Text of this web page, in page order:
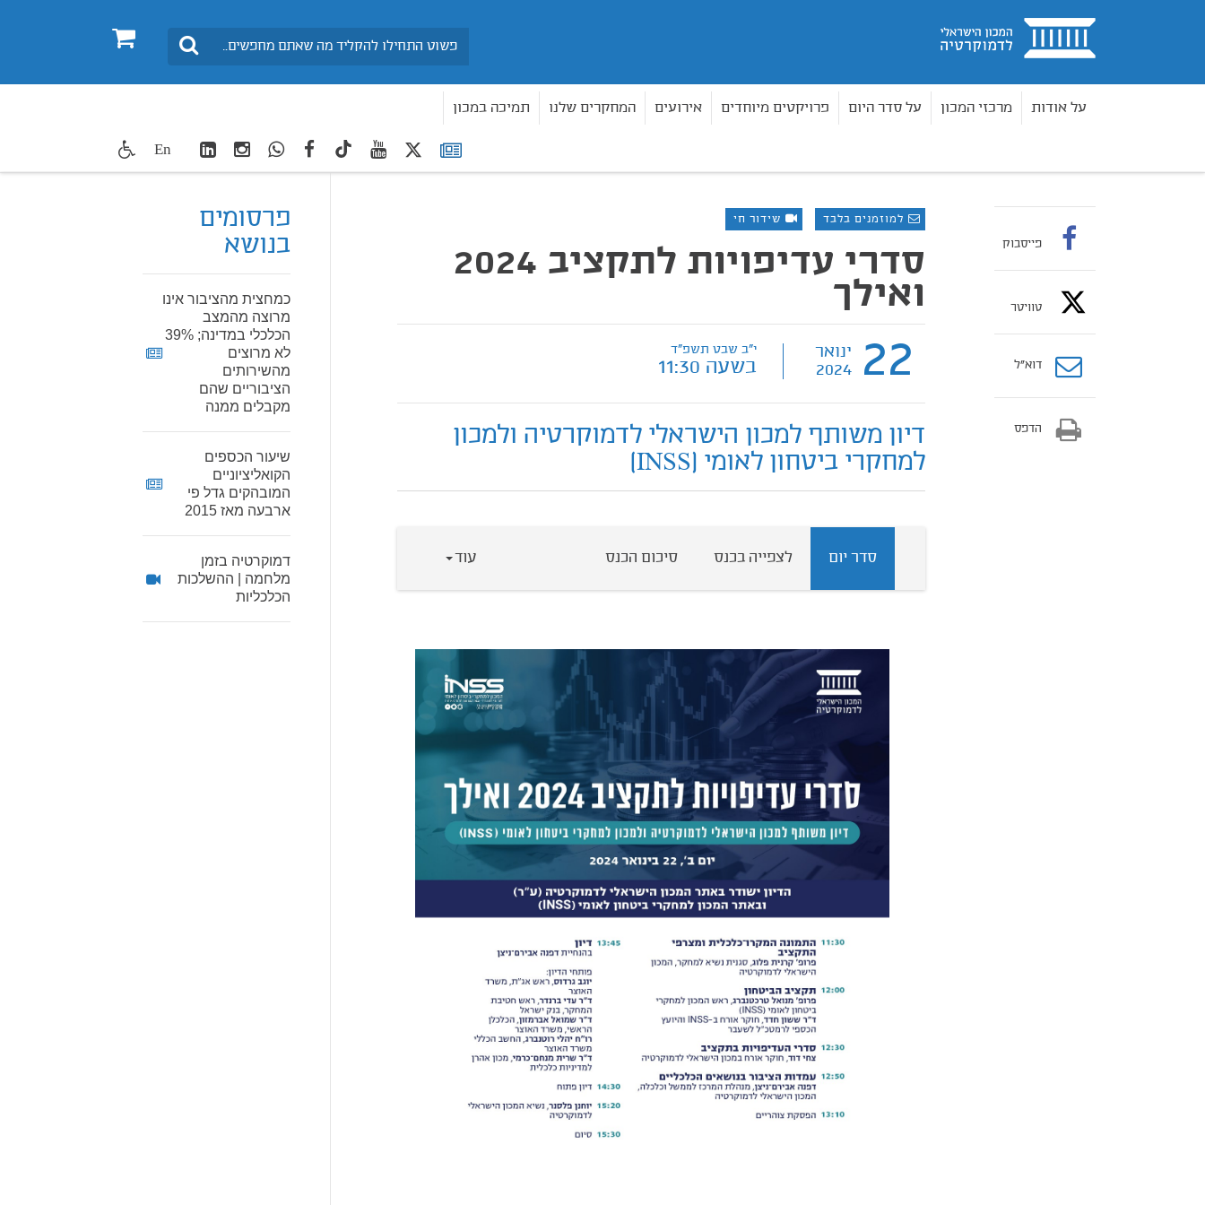
בית 0 חיפוש
על אודות מרכזי המכון על סדר היום פרויקטים מיוחדים אירועים המחקרים שלנו תמיכה במכון
רשימת
תפוצה
twitter
youtube
TikTok
facebook
WhatsApp
Instagram
LinkedIn
En
למוזמנים בלבד שידור חי
סדרי עדיפויות לתקציב 2024
ואילך
22
ינואר
2024
י"ב שבט תשפ"ד
בשעה 11:30
דיון משותף למכון הישראלי לדמוקרטיה ולמכון
למחקרי ביטחון לאומי (INSS)
סדר יום לצפייה בכנס סיכום הכנס עוד
פייסבוק
טוויטר
דוא”ל
הדפס
פרסומים
בנושא
כמחצית מהציבור אינו
מרוצה מהמצב
הכלכלי במדינה; 39%
לא מרוצים
מהשירותים
הציבוריים שהם
מקבלים ממנה
שיעור הכספים
הקואליציוניים
המובהקים גדל פי
ארבעה מאז 2015
דמוקרטיה בזמן
מלחמה | ההשלכות
הכלכליות